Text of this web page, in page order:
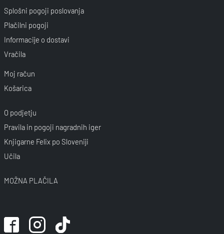
Splošni pogoji poslovanja
Plačilni pogoji
Informacije o dostavi
Vračila
Moj račun
Košarica
O podjetju
Pravila in pogoji nagradnih iger
Knjigarne Felix po Sloveniji
Učila
MOŽNA PLAČILA